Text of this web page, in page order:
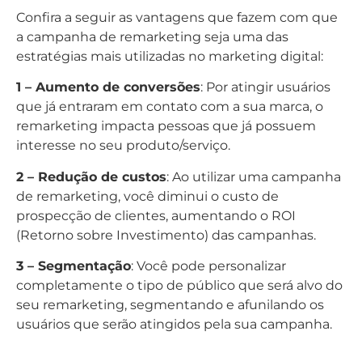
Confira a seguir as vantagens que fazem com que
a campanha de remarketing seja uma das
estratégias mais utilizadas no marketing digital:
1 – Aumento de conversões: Por atingir usuários
que já entraram em contato com a sua marca, o
remarketing impacta pessoas que já possuem
interesse no seu produto/serviço.
2 – Redução de custos: Ao utilizar uma campanha
de remarketing, você diminui o custo de
prospecção de clientes, aumentando o ROI
(Retorno sobre Investimento) das campanhas.
3 – Segmentação: Você pode personalizar
completamente o tipo de público que será alvo do
seu remarketing, segmentando e afunilando os
usuários que serão atingidos pela sua campanha.